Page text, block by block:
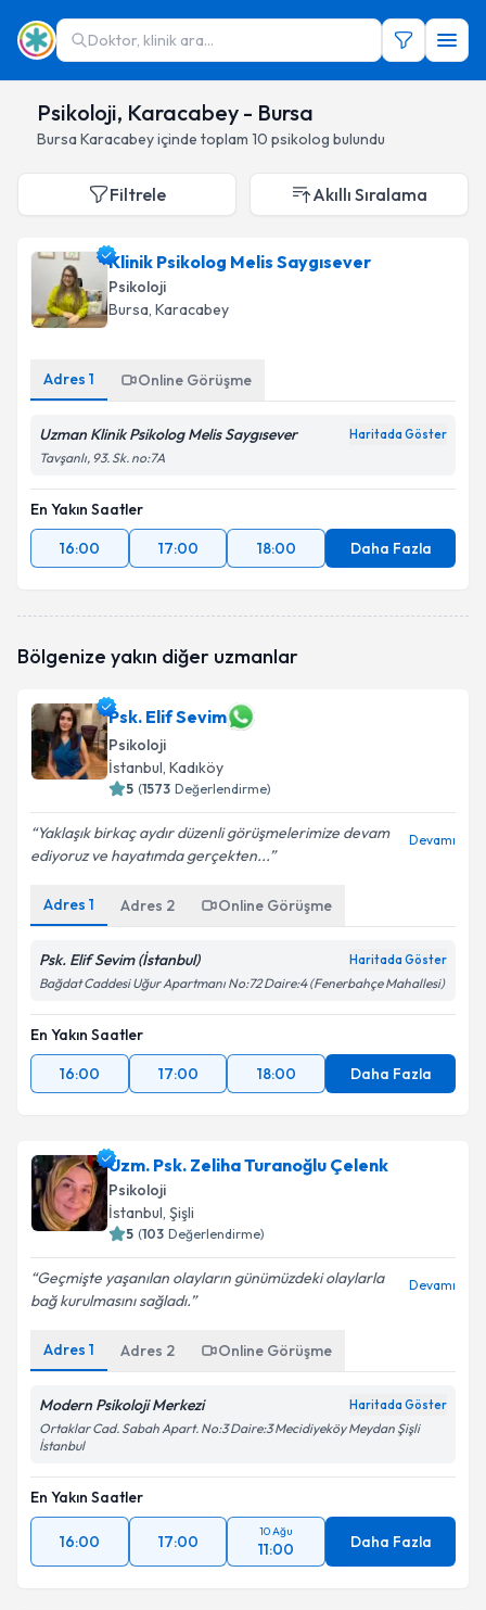
Doktor, klinik ara...
Psikoloji, Karacabey - Bursa
Bursa Karacabeyiçinde toplam 10 psikolog bulundu
Filtrele Akıllı Sıralama
Klinik Psikolog Melis Saygısever
Psikoloji
Bursa, Karacabey
Adres 1 Online Görüşme
Uzman Klinik Psikolog Melis Saygısever Haritada Göster
Tavşanlı, 93. Sk. no:7A
En Yakın Saatler
16:00
17:00 18:00 Daha Fazla
Bölgenize yakın diğer uzmanlar
Psk. Elif Sevim
Psikoloji
İstanbul, Kadıköy
5 (1573 Değerlendirme)
Yaklaşık birkaç aydır düzenli görüşmelerimize devam
ediyoruz ve hayatımda gerçekten...
Devamı
Adres 1 Adres 2 Online Görüşme
Psk. Elif Sevim (İstanbul) Haritada Göster
Bağdat Caddesi Uğur Apartmanı No:72 Daire:4 (Fenerbahçe Mahallesi)
En Yakın Saatler
16:00
17:00 18:00 Daha Fazla
Uzm. Psk. Zeliha Turanoğlu Çelenk
Psikoloji
İstanbul, Şişli
5 (103 Değerlendirme)
Geçmişte yaşanılan olayların günümüzdeki olaylarla
bağ kurulmasını sağladı.
Devamı
Adres 1 Adres 2 Online Görüşme
Modern Psikoloji Merkezi Haritada Göster
Ortaklar Cad. Sabah Apart. No:3 Daire:3 Mecidiyeköy Meydan Şişli
İstanbul
En Yakın Saatler
16:00 17:00
10 Ağu
11:00 Daha Fazla